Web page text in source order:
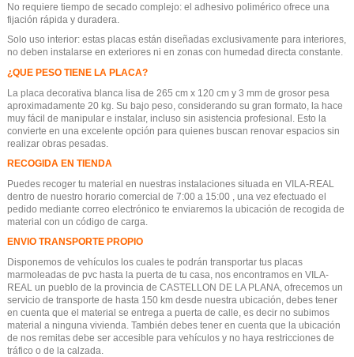
No requiere tiempo de secado complejo: el adhesivo polimérico ofrece una
fijación rápida y duradera.
Solo uso interior: estas placas están diseñadas exclusivamente para interiores,
no deben instalarse en exteriores ni en zonas con humedad directa constante.
¿QUE PESO TIENE LA PLACA?
La placa decorativa blanca lisa de 265 cm x 120 cm y 3 mm de grosor pesa
aproximadamente 20 kg. Su bajo peso, considerando su gran formato, la hace
muy fácil de manipular e instalar, incluso sin asistencia profesional. Esto la
convierte en una excelente opción para quienes buscan renovar espacios sin
realizar obras pesadas.
RECOGIDA EN TIENDA
Puedes recoger tu material en nuestras instalaciones situada en VILA-REAL
dentro de nuestro horario comercial de 7:00 a 15:00 , una vez efectuado el
pedido mediante correo electrónico te enviaremos la ubicación de recogida de
material con un código de carga.
ENVIO TRANSPORTE PROPIO
Disponemos de vehículos los cuales te podrán transportar tus placas
marmoleadas de pvc hasta la puerta de tu casa, nos encontramos en VILA-
REAL un pueblo de la provincia de CASTELLON DE LA PLANA, ofrecemos un
servicio de transporte de hasta 150 km desde nuestra ubicación, debes tener
en cuenta que el material se entrega a puerta de calle, es decir no subimos
material a ninguna vivienda. También debes tener en cuenta que la ubicación
de nos remitas debe ser accesible para vehículos y no haya restricciones de
tráfico o de la calzada.